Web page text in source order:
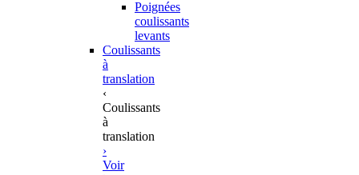
Poignées
coulissants
levants
Coulissants
à
translation
‹
Coulissants
à
translation
›
Voir